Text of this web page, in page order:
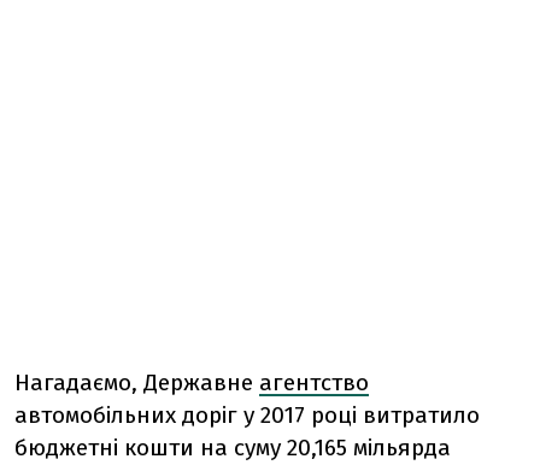
Нагадаємо, Державне агентство
автомобільних доріг у 2017 році витратило
бюджетні кошти на суму 20,165 мільярда